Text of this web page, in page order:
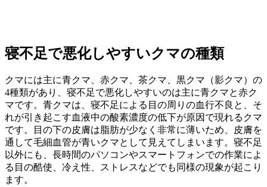
寝不足で悪化しやすいクマの種類
クマには主に青クマ、赤クマ、茶クマ、黒クマ（影クマ）の
4種類があり、寝不足で悪化しやすいのは主に青クマと赤ク
マです。青クマは、寝不足による目の周りの血行不良と、そ
れが引き起こす血液中の酸素濃度の低下が原因で現れるクマ
です。目の下の皮膚は脂肪が少なく非常に薄いため、皮膚を
通して毛細血管が青いクマとして見えてしまいます。寝不足
以外にも、長時間のパソコンやスマートフォンでの作業によ
る目の酷使、冷え性、ストレスなどでも同様の現象が起こり
ます。